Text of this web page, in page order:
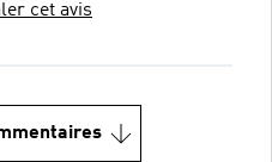
cet avis